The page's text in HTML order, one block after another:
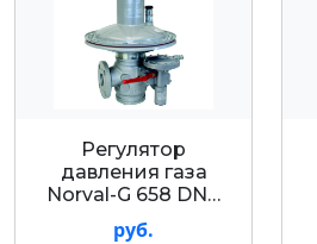
Регулятор
давления газа
Nоrval-G 658 DN…
руб.